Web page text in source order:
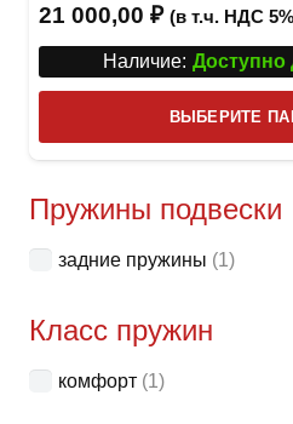
21 000,00 ₽ (в т.ч. НДС
Наличие: Доступно
ВЫБЕРИТЕ
Пружины подвески
задние пружины (1)
Класс пружин
комфорт (1)